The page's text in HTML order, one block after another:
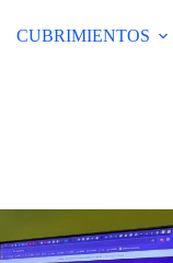
CUBRIMIENTOS